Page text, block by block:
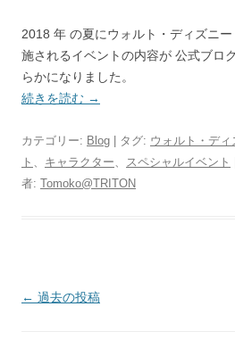
2018 年 の夏にウォルト・ディズニ
施されるイベントの内容が 公式ブロ
らかになりました。
続きを読む →
カテゴリー: Blog | タグ: ウォルト・デ
ト
キャラクター スペシャルイベント
者: Tomoko@TRITON
投
← 過去の投稿